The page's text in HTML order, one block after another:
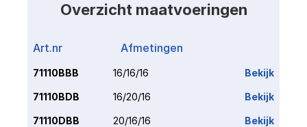
Overzicht maatvoeringen
Art.nr Afmetingen
71110BBB 16/16/16 Bekijk
71110BDB 16/20/16 Bekijk
71110DBB 20/16/16 Bekijk